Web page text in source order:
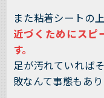
また粘着シートの
近づくためにスピ
す。
足が汚れていれば
敗なんて事態もあ